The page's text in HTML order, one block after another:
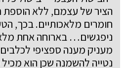
הציר של עצמם, ללא הוספת
חומרים מלאכותיים. בכך,
ניפגשים… בארוחה אחת
מעניק מענה ספציפי